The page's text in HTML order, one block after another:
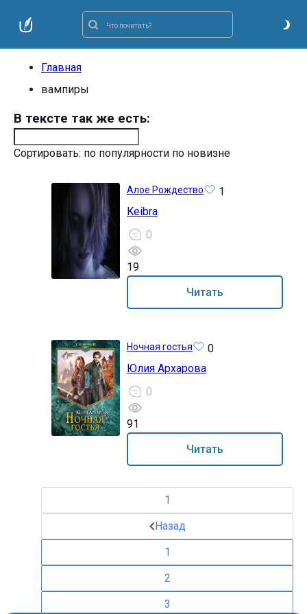
Главная
вампиры
В тексте так же есть:
Сортировать: по популярности по новизне
Алое Рождество
1
Keibra
0
19
Читать
Ночная гостья
0
Юлия Архарова
0
91
Читать
1
Назад
1
2
3